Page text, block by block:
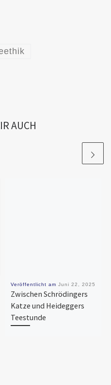
AUCH
Veröffentlicht am Juni 22, 2025
Zwischen Schrödingers
Katze und Heideggers
Teestunde